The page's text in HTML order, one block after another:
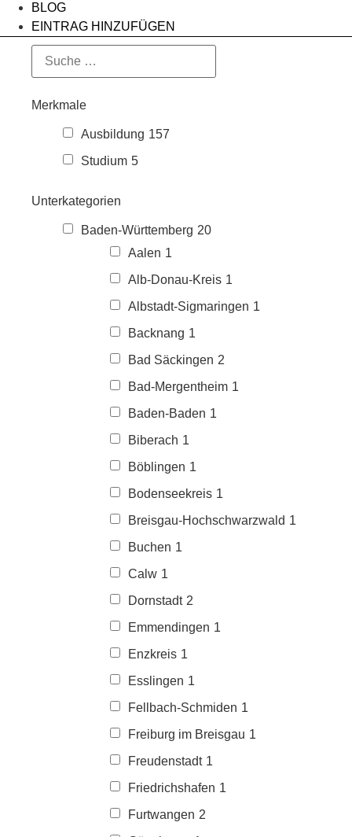
BLOG
EINTRAG HINZUFÜGEN
Merkmale
Ausbildung 157
Studium 5
Unterkategorien
Baden-Württemberg 20
Aalen 1
Alb-Donau-Kreis 1
Albstadt-Sigmaringen 1
Backnang 1
Bad Säckingen 2
Bad-Mergentheim 1
Baden-Baden 1
Biberach 1
Böblingen 1
Bodenseekreis 1
Breisgau-Hochschwarzwald 1
Buchen 1
Calw 1
Dornstadt 2
Emmendingen 1
Enzkreis 1
Esslingen 1
Fellbach-Schmiden 1
Freiburg im Breisgau 1
Freudenstadt 1
Friedrichshafen 1
Furtwangen 2